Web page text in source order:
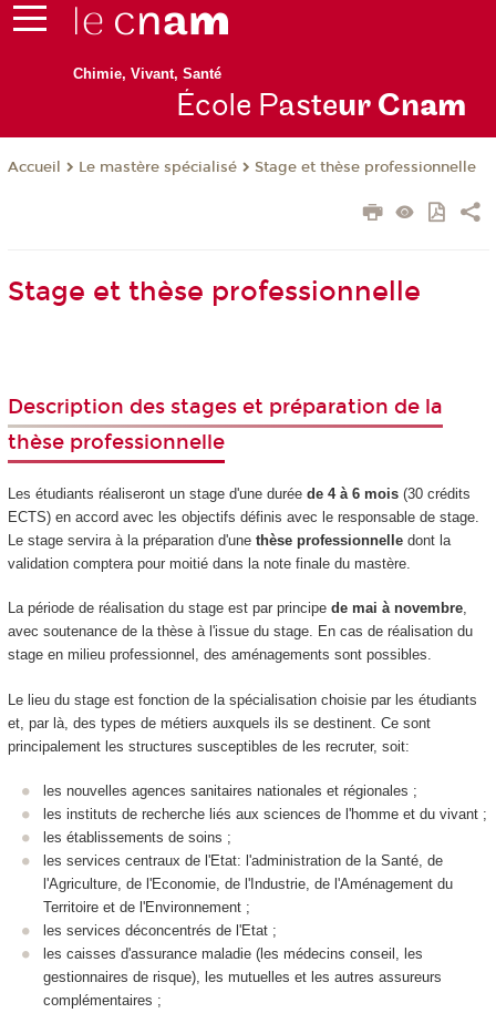
Chimie, Vivant, Santé
École Pasteur Cnam
Accueil Le mastère spécialisé Stage et thèse professionnelle
Stage et thèse professionnelle
Description des stages et préparation de la
thèse professionnelle
Les étudiants réaliseront un stage d'une durée de 4 à 6 mois(30 crédits
ECTS) en accord avec les objectifs définis avec le responsable de stage.
Le stage servira à la préparation d'une thèse professionnelledont la
validation comptera pour moitié dans la note finale du mastère.
La période de réalisation du stage est par principe de mai à novembre,
avec soutenance de la thèse à l'issue du stage. En cas de réalisation du
stage en milieu professionnel, des aménagements sont possibles.
Le lieu du stage est fonction de la spécialisation choisie par les étudiants
et, par là, des types de métiers auxquels ils se destinent. Ce sont
principalement les structures susceptibles de les recruter, soit:
les nouvelles agences sanitaires nationales et régionales ;
les instituts de recherche liés aux sciences de l'homme et du vivant ;
les établissements de soins ;
les services centraux de l'Etat: l'administration de la Santé, de
l'Agriculture, de l'Economie, de l'Industrie, de l'Aménagement du
Territoire et de l'Environnement ;
les services déconcentrés de l'Etat ;
les caisses d'assurance maladie (les médecins conseil, les
gestionnaires de risque), les mutuelles et les autres assureurs
complémentaires ;